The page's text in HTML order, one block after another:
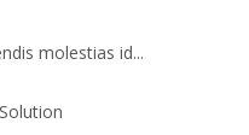
molestias id...